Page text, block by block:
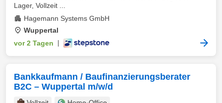
Lager, Vollzeit ...
Hagemann Systems GmbH
Wuppertal
vor 2 Tagen
Bankkaufmann / Baufinanzierungsberater
B2C – Wuppertal m/w/d